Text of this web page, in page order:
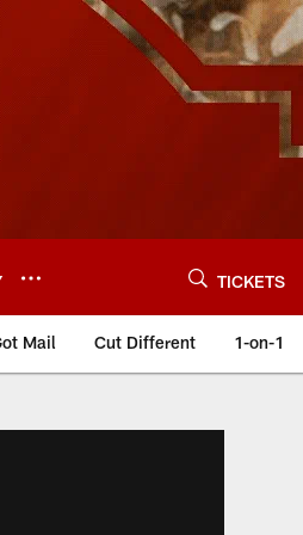
TICKETS
Mail Cut Different 1-on-1